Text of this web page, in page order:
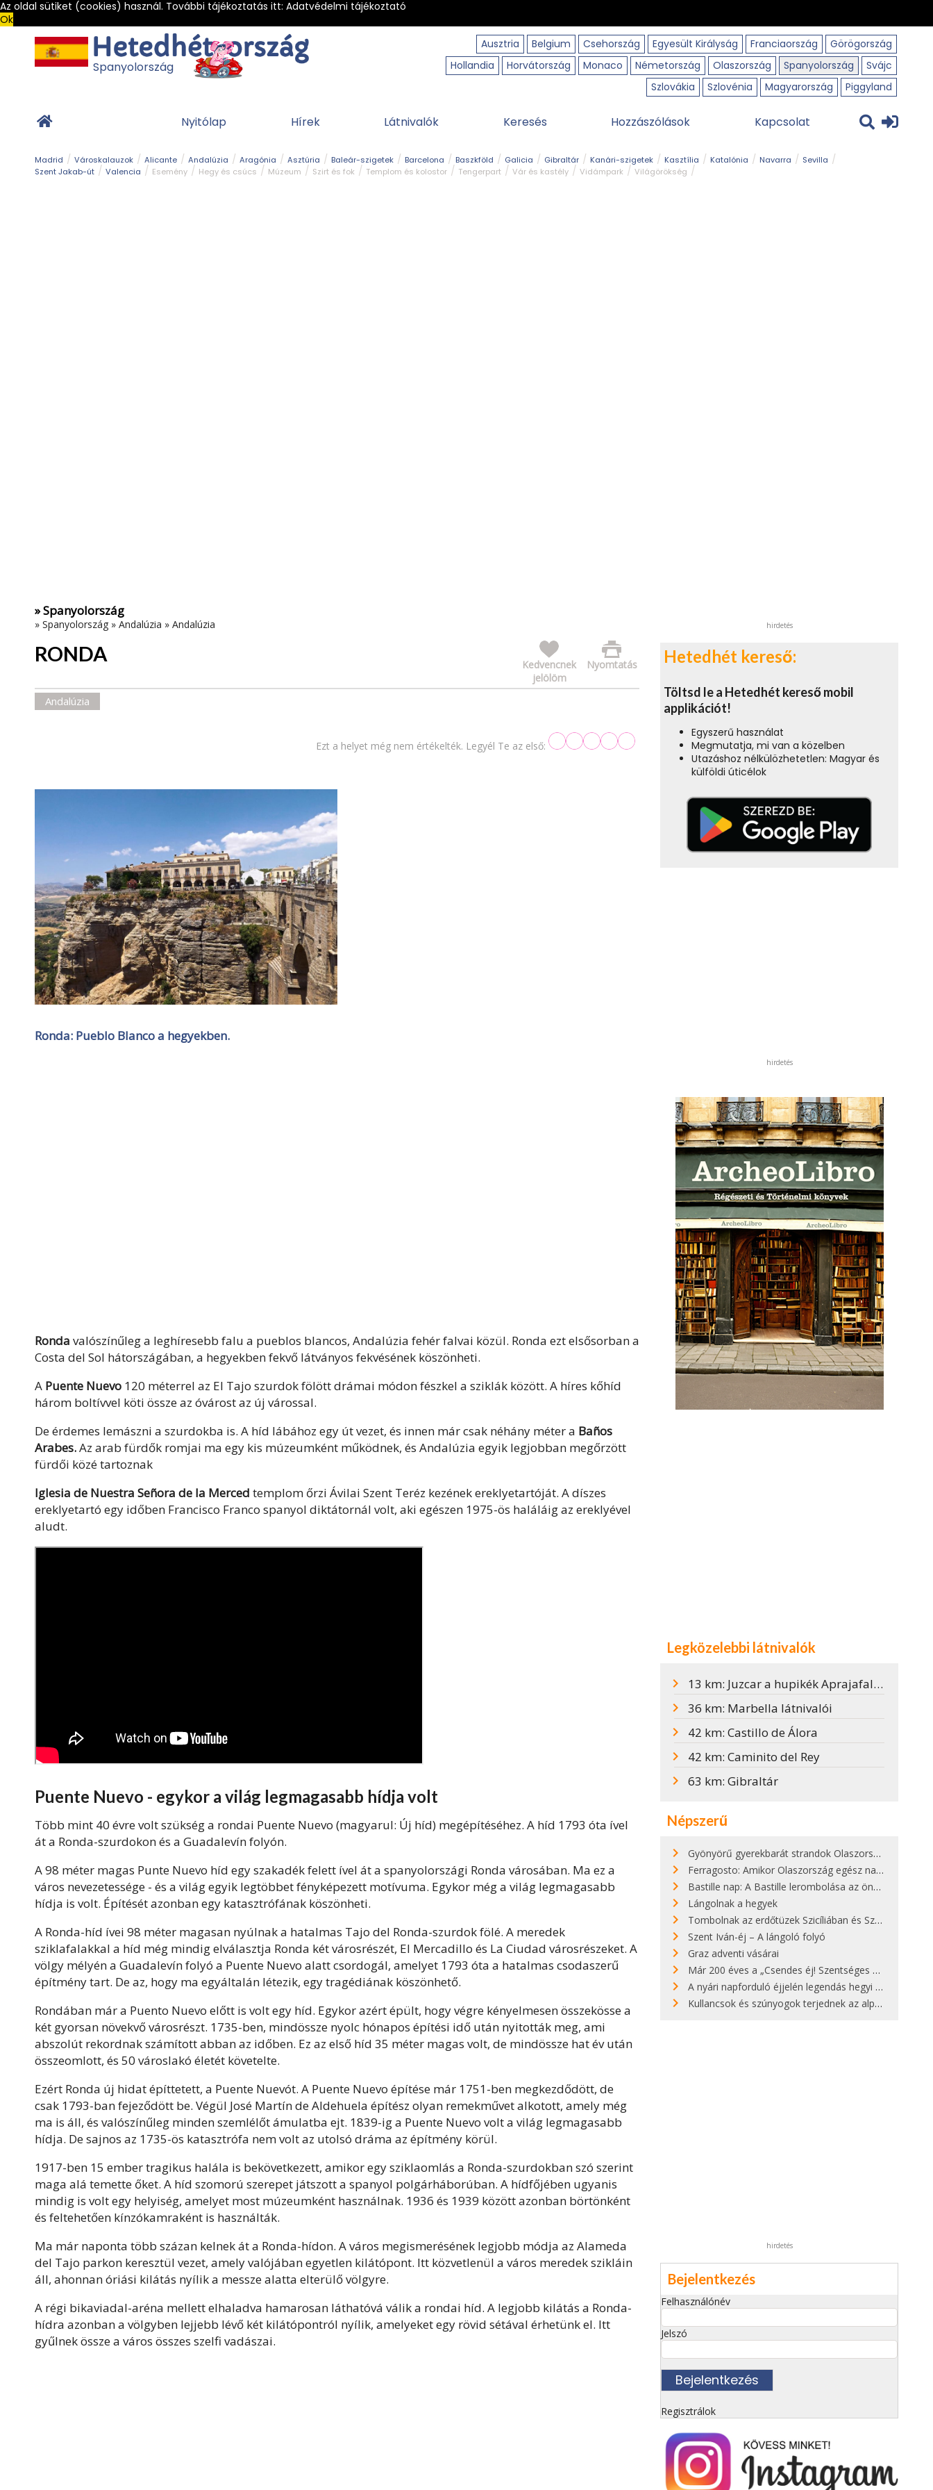
Az oldal sütiket (cookies) használ. További tájékoztatás itt: Adatvédelmi tájékoztató
Ok
Ausztria
Belgium Csehország Egyesült Királyság Franciaország
Görögország
Hollandia
Horvátország Monaco Németország Olaszország Spanyolország
Svájc
Szlovákia
Szlovénia Magyarország Piggyland
Spanyolország
Nyitólap Hírek Látnivalók Keresés Hozzászólások Kapcsolat
Madrid Városkalauzok Alicante Andalúzia Aragónia Asztúria Baleár-szigetek Barcelona Baszkföld Galicia Gibraltár Kanári-szigetek Kasztília Katalónia Navarra
Sevilla
Szent Jakab-út
Valencia Esemény Hegy és csúcs Múzeum Szirt és fok Templom és kolostor Tengerpart Vár és kastély Vidámpark Világörökség
» Spanyolország
» Spanyolország » Andalúzia » Andalúzia
RONDA Nyomtatás
Kedvencnek
jelölöm
Andalúzia
Ezt a helyet még nem értékelték. Legyél Te az első:
Ronda: Pueblo Blanco a hegyekben.
Ronda valószínűleg a leghíresebb falu a pueblos blancos, Andalúzia fehér falvai közül. Ronda ezt elsősorban a
Costa del Sol hátországában, a hegyekben fekvő látványos fekvésének köszönheti.
A Puente Nuevo 120 méterrel az El Tajo szurdok fölött drámai módon fészkel a sziklák között. A híres kőhíd
három boltívvel köti össze az óvárost az új várossal.
De érdemes lemászni a szurdokba is. A híd lábához egy út vezet, és innen már csak néhány méter a Baños
Arabes.Az arab fürdők romjai ma egy kis múzeumként működnek, és Andalúzia egyik legjobban megőrzött
fürdői közé tartoznak
Iglesia de Nuestra Señora de la Merced templom őrzi Ávilai Szent Teréz kezének ereklyetartóját. A díszes
ereklyetartó egy időben Francisco Franco spanyol diktátornál volt, aki egészen 1975-ös haláláig az ereklyével
aludt.
Puente Nuevo - egykor a világ legmagasabb hídja volt
Több mint 40 évre volt szükség a rondai Puente Nuevo (magyarul: Új híd) megépítéséhez. A híd 1793 óta ível
át a Ronda-szurdokon és a Guadalevín folyón.
A 98 méter magas Punte Nuevo híd egy szakadék felett ível át a spanyolországi Ronda városában. Ma ez a
város nevezetessége - és a világ egyik legtöbbet fényképezett motívuma. Egykor még a világ legmagasabb
hídja is volt. Építését azonban egy katasztrófának köszönheti.
A Ronda-híd ívei 98 méter magasan nyúlnak a hatalmas Tajo del Ronda-szurdok fölé. A meredek
sziklafalakkal a híd még mindig elválasztja Ronda két városrészét, El Mercadillo és La Ciudad városrészeket. A
völgy mélyén a Guadalevín folyó a Puente Nuevo alatt csordogál, amelyet 1793 óta a hatalmas csodaszerű
építmény tart. De az, hogy ma egyáltalán létezik, egy tragédiának köszönhető.
Rondában már a Puento Nuevo előtt is volt egy híd. Egykor azért épült, hogy végre kényelmesen összekösse a
két gyorsan növekvő városrészt. 1735-ben, mindössze nyolc hónapos építési idő után nyitották meg, ami
abszolút rekordnak számított abban az időben. Ez az első híd 35 méter magas volt, de mindössze hat év után
összeomlott, és 50 városlakó életét követelte.
Ezért Ronda új hidat építtetett, a Puente Nuevót. A Puente Nuevo építése már 1751-ben megkezdődött, de
csak 1793-ban fejeződött be. Végül José Martín de Aldehuela építész olyan remekművet alkotott, amely még
ma is áll, és valószínűleg minden szemlélőt ámulatba ejt. 1839-ig a Puente Nuevo volt a világ legmagasabb
hídja. De sajnos az 1735-ös katasztrófa nem volt az utolsó dráma az építmény körül.
1917-ben 15 ember tragikus halála is bekövetkezett, amikor egy sziklaomlás a Ronda-szurdokban szó szerint
maga alá temette őket. A híd szomorú szerepet játszott a spanyol polgárháborúban. A hídfőjében ugyanis
mindig is volt egy helyiség, amelyet most múzeumként használnak. 1936 és 1939 között azonban börtönként
és feltehetően kínzókamraként is használták.
Ma már naponta több százan kelnek át a Ronda-hídon. A város megismerésének legjobb módja az Alameda
del Tajo parkon keresztül vezet, amely valójában egyetlen kilátópont. Itt közvetlenül a város meredek szikláin
áll, ahonnan óriási kilátás nyílik a messze alatta elterülő völgyre.
A régi bikaviadal-aréna mellett elhaladva hamarosan láthatóvá válik a rondai híd. A legjobb kilátás a Ronda-
hídra azonban a völgyben lejjebb lévő két kilátópontról nyílik, amelyeket egy rövid sétával érhetünk el. Itt
gyűlnek össze a város összes szelfi vadászai.
hirdetés
Hetedhét kereső:
Töltsd le a Hetedhét kereső mobil
applikációt!
Egyszerű használat
Megmutatja, mi van a közelben
Utazáshoz nélkülözhetetlen: Magyar és
külföldi úticélok
hirdetés
Legközelebbi látnivalók
13 km: Juzcar a hupikék Aprajafalva Andalúziában
36 km: Marbella látnivalói
42 km: Castillo de Álora
42 km: Caminito del Rey
63 km: Gibraltár
Népszerű
Gyönyörű gyerekbarát strandok Olaszországban - megmutatjuk a 15 legjobbat
Ferragosto: Amikor Olaszország egész nap nyaral
Bastille nap: A Bastille lerombolása az önkényuralom végét jelentette
Lángolnak a hegyek
Tombolnak az erdőtüzek Szicíliában és Szardínián
Szent Iván-éj – A lángoló folyó
Graz adventi vásárai
Már 200 éves a „Csendes éj! Szentséges éj!”
A nyári napforduló éjjelén legendás hegyi tüzek világítják meg Zugspitzét
Kullancsok és szúnyogok terjednek az alpesi legelőkön
hirdetés
Bejelentkezés
Felhasználónév
Jelszó
Regisztrálok